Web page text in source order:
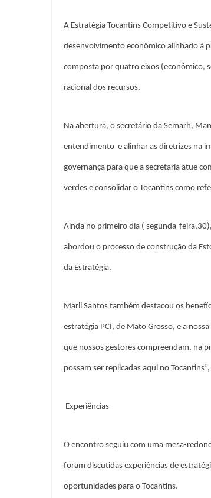
A Estratégia Tocantins Competitivo e
desenvolvimento econômico alinhado à
composta por quatro eixos (econômico,
racional dos recursos.
Na abertura, o secretário da Semarh,
entendimento e alinhar as diretrizes na
governança para que a secretaria atue
verdes e consolidar o Tocantins como
Ainda no primeiro dia ( segunda-
abordou o processo de construção da
da Estratégia.
Marli Santos também destacou os
estratégia PCI, de Mato Grosso, e a
que nossos gestores compreendam, na
possam ser replicadas aqui no
Experiências
O encontro seguiu com uma mesa-
foram discutidas experiências de
oportunidades para o Tocantins.